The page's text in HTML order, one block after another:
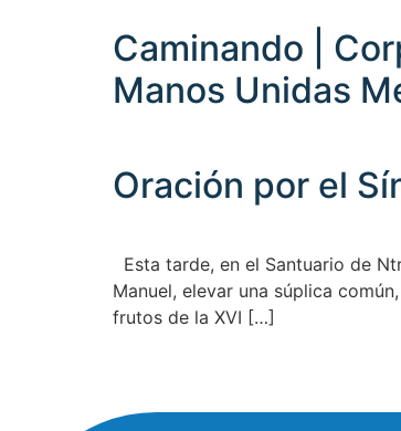
Caminando |
Manos Unidas
Oración por el
Esta tarde, en el Santuario de
Manuel, elevar una súplica
frutos de la XVI […]